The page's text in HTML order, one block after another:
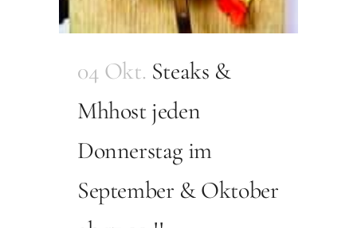
04 Okt. Steaks &
Mhhost jeden
Donnerstag im
September & Oktober